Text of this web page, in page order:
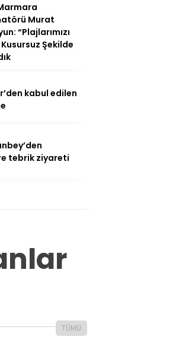
Murat
“Plajlarımızı
Şekilde
kabul edilen
tebrik ziyareti
TÜMÜ